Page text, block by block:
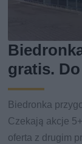
gratis.
Biedronka
Czekają akcje
oferta z drugim